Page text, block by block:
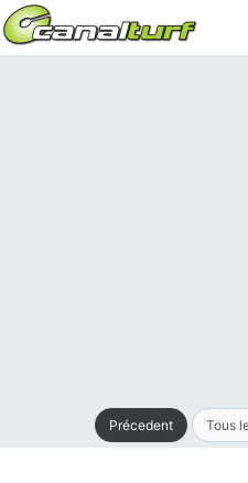
Précedent Tous